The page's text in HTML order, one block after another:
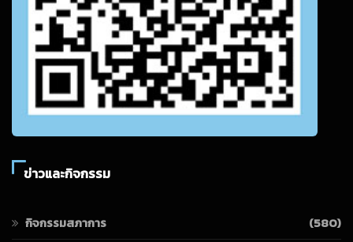
ข่าวและกิจกรรม
กิจกรรมสภาการ
(580)